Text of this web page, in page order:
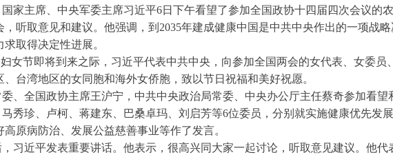
家主席、中央军委主席习近平6日下午看望了参加全国政协十四届四次会议的
听取意见和建议。他强调，到2035年建成健康中国是中共中央作出的一项战
取得决定性进展。
女节即将到来之际，习近平代表中共中央，向参加全国两会的女代表、女委
台湾地区的女同胞和海外女侨胞，致以节日祝福和美好祝愿。
、全国政协主席王沪宁，中共中央政治局常委、中央办公厅主任蔡奇参加看望
秀珍、卢柯、蒋建东、巴桑卓玛、刘启芳等6位委员，分别就实施健康优先发
原病防治、发展公益慈善事业等作了发言。
习近平发表重要讲话。他表示，很高兴同大家一起讨论，听取意见建议。他